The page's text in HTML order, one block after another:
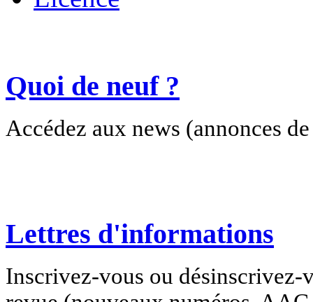
Quoi de neuf ?
Accédez aux news (annonces
Lettres d'informations
Inscrivez-vous ou